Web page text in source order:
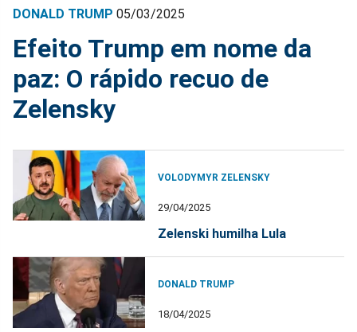
DONALD TRUMP 05/03/2025
Efeito Trump em nome da
paz: O rápido recuo de
Zelensky
VOLODYMYR ZELENSKY
29/04/2025
Zelenski humilha Lula
DONALD TRUMP
18/04/2025